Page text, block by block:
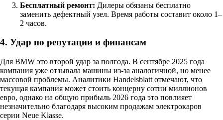
Бесплатный ремонт: Дилеры обязаны бесплатно
заменить дефектный узел. Время работы составит около 1–
2 часов.
4. Удар по репутации и финансам
Для BMW это второй удар за полгода. В сентябре 2025 года
компания уже отзывала машины из-за аналогичной, но менее
массовой проблемы. Аналитики Handelsblatt отмечают, что
текущая кампания может стоить концерну сотни миллионов
евро, однако на общую прибыль 2026 года это повлияет
незначительно благодаря высоким продажам электрокаров
серии Neue Klasse.